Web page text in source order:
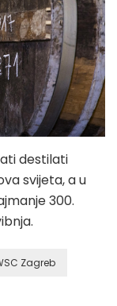
destilati
svijeta, a u
300.
Zagreb